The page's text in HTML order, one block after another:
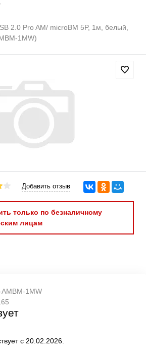
2.0 Pro AM/ microBM 5P, 1м, белый,
1MW)
Добавить отзыв
только по безналичному
лицам
1MW
с 20.02.2026.